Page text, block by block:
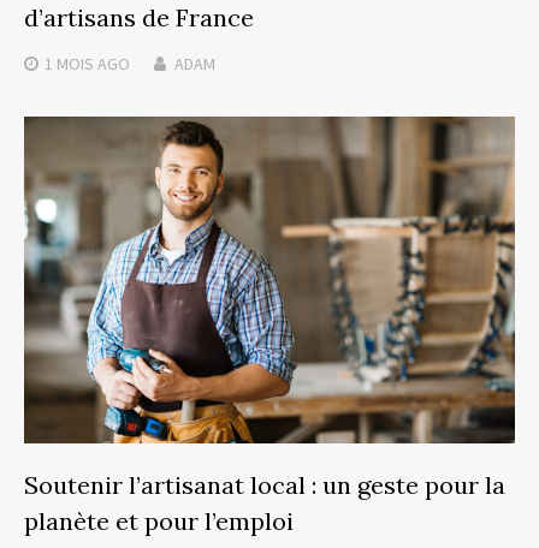
d’artisans de France
1 MOIS AGO ADAM
Soutenir l’artisanat local : un geste pour la
planète et pour l’emploi